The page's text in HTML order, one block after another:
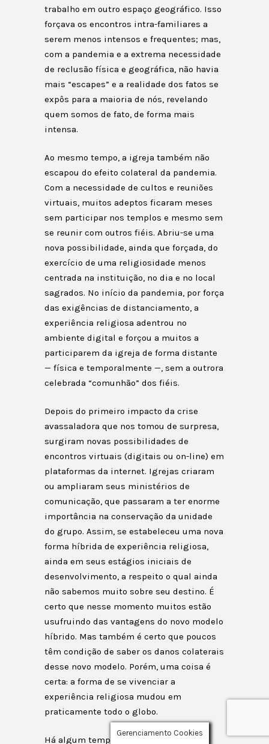
trabalho em outro espaço geográfico. Isso
forçava os encontros intra-familiares a
serem menos intensos e frequentes; mas,
com a pandemia e a extrema necessidade
de reclusão física e geográfica, não havia
mais “escapes” e a realidade dos fatos se
expôs para a maioria de nós, revelando
quem somos de fato, de forma mais
intensa.
Ao mesmo tempo, a igreja também não
escapou do efeito colateral da pandemia.
Com a necessidade de cultos e reuniões
virtuais, muitos adeptos ficaram meses
sem participar nos templos e mesmo sem
se reunir com outros fiéis. Abriu-se uma
nova possibilidade, ainda que forçada, do
exercício de uma religiosidade menos
centrada na instituição, no dia e no local
sagrados. No início da pandemia, por força
das exigências de distanciamento, a
experiência religiosa adentrou no
ambiente digital e forçou a muitos a
participarem da igreja de forma distante
— física e temporalmente —, sem a outrora
celebrada “comunhão” dos fiéis.
Depois do primeiro impacto da crise
avassaladora que nos tomou de surpresa,
surgiram novas possibilidades de
encontros virtuais (digitais ou on-line) em
plataformas da internet. Igrejas criaram
ou ampliaram seus ministérios de
comunicação, que passaram a ter enorme
importância na conservação da unidade
do grupo. Assim, se estabeleceu uma nova
forma híbrida de experiência religiosa,
ainda em seus estágios iniciais de
desenvolvimento, a respeito o qual ainda
não sabemos muito sobre seu destino. É
certo que nesse momento muitos estão
usufruindo das vantagens do novo modelo
híbrido. Mas também é certo que poucos
têm condição de saber os danos colaterais
desse novo modelo. Porém, uma coisa é
certa: a forma de se vivenciar a
experiência religiosa mudou em
praticamente todo o globo.
Há algum tempo existe nos Estados
Gerenciamento Cookies